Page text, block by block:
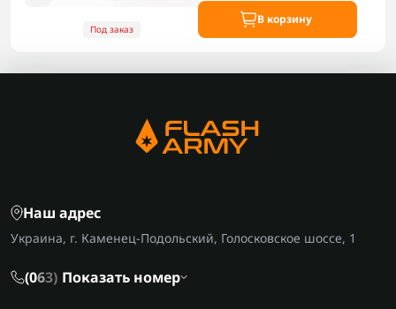
Под заказ
В корзину
Наш адрес
Украина, г. Каменец-Подольский, Голосковское шоссе, 1
(063) Показать номер